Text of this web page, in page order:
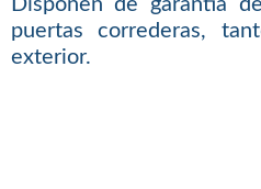
Disponen de garantía
puertas correderas,
exterior.